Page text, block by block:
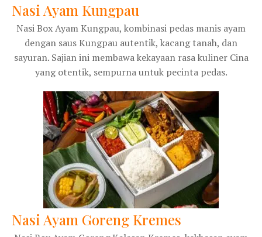
Nasi Ayam Kungpau
Nasi Box Ayam Kungpau, kombinasi pedas manis ayam
dengan saus Kungpau autentik, kacang tanah, dan
sayuran. Sajian ini membawa kekayaan rasa kuliner Cina
yang otentik, sempurna untuk pecinta pedas.
Nasi Ayam Goreng Kremes